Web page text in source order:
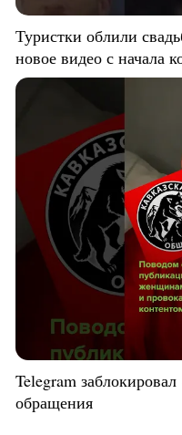
Туристки облили
новое видео с начала
Telegram
обращения